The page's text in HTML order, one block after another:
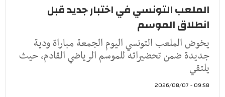
الملعب التونسي في اختبار جديد قبل
انطلاق الموسم
يخوض الملعب التونسي اليوم الجمعة مباراة ودية
جديدة ضمن تحضيراته للموسم الرياضي القادم، حيث
يلتقي
09:58 - 2026/08/07